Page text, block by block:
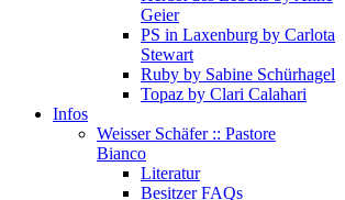
Geier
PS in Laxenburg by Carlota
Stewart
Ruby by Sabine Schürhagel
Topaz by Clari Calahari
Infos
Weisser Schäfer :: Pastore
Bianco
Literatur
Besitzer FAQs